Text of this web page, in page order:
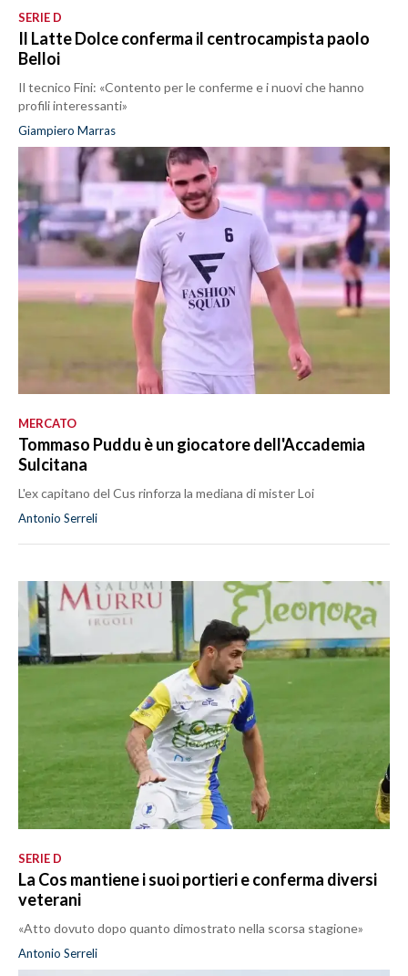
SERIE D
Il Latte Dolce conferma il centrocampista paolo
Belloi
Il tecnico Fini: «Contento per le conferme e i nuovi che hanno
profili interessanti»
Giampiero Marras
MERCATO
Tommaso Puddu è un giocatore dell'Accademia
Sulcitana
L'ex capitano del Cus rinforza la mediana di mister Loi
Antonio Serreli
SERIE D
La Cos mantiene i suoi portieri e conferma diversi
veterani
«Atto dovuto dopo quanto dimostrato nella scorsa stagione»
Antonio Serreli